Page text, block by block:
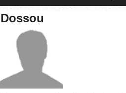
Dossou